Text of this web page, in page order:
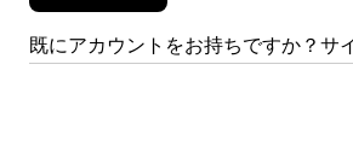
既にアカウントをお持ちですか？サ